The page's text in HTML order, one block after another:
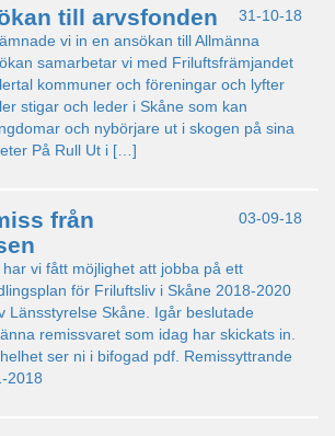
31-10-18
till arvsfonden
vi in en ansökan till Allmänna
samarbetar vi med Friluftsfrämjandet
kommuner och föreningar och lyfter
stigar och leder i Skåne som kan
och nybörjare ut i skogen på sina
På Rull Ut i […]
03-09-18
från
vi fått möjlighet att jobba på ett
för Friluftsliv i Skåne 2018-2020
Länsstyrelse Skåne. Igår beslutade
remissvaret som idag har skickats in.
ser ni i bifogad pdf. Remissyttrande
2018